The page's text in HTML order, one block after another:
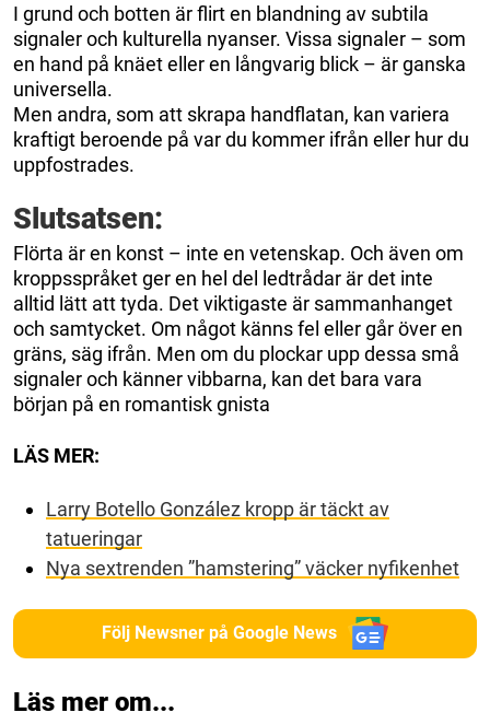
I grund och botten är flirt en blandning av subtila
signaler och kulturella nyanser. Vissa signaler – som
en hand på knäet eller en långvarig blick – är ganska
universella.
Men andra, som att skrapa handflatan, kan variera
kraftigt beroende på var du kommer ifrån eller hur du
uppfostrades.
Slutsatsen:
Flörta är en konst – inte en vetenskap. Och även om
kroppsspråket ger en hel del ledtrådar är det inte
alltid lätt att tyda. Det viktigaste är sammanhanget
och samtycket. Om något känns fel eller går över en
gräns, säg ifrån. Men om du plockar upp dessa små
signaler och känner vibbarna, kan det bara vara
början på en romantisk gnista
LÄS MER:
Larry Botello González kropp är täckt av
tatueringar
Nya sextrenden ”hamstering” väcker nyfikenhet
Följ Newsner på Google News
Läs mer om...